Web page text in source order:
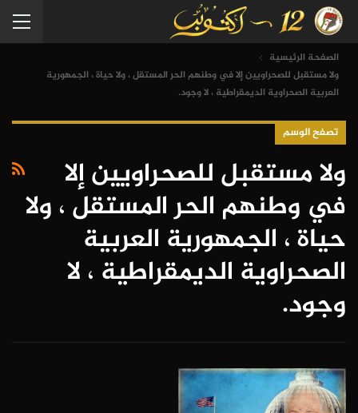
الصفحة الرئيسية
ولا مستقبل للصحراويين إلا في وطنهم الحر المستقل ، ولا حياة ، الجمهورية
العربية الصحراوية الديمقراطية ، لا وجود.
تصفح الوسم
ولا مستقبل للصحراويين إلا
في وطنهم الحر المستقل ، ولا
حياة ، الجمهورية العربية
الصحراوية الديمقراطية ، لا
وجود.